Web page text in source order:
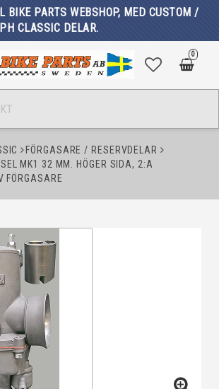
BIKE PARTS WEBSHOP, MED CUSTOM /
CLASSIC DELAR.
0
FÖRGASARE / RESERVDELAR
MK1 32 MM. HÖGER SIDA, 2:A
FÖRGASARE